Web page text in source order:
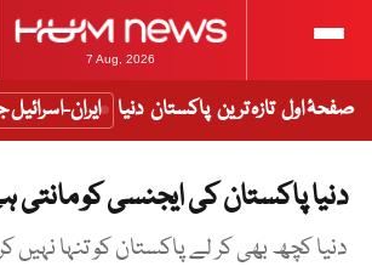
7 Aug, 2026
صفحۂ اول تازہ ترین پاکستان دنیا ایران-
دنیا پاکستان کی ایجنسی کو مانتی
دنیا کچھ بھی کر لے پاکستان کو تنہا